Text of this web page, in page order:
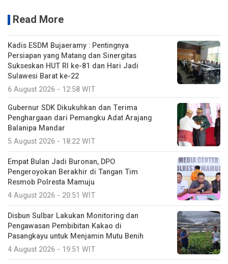
Read More
Kadis ESDM Bujaeramy : Pentingnya
Persiapan yang Matang dan Sinergitas
Sukseskan HUT RI ke-81 dan Hari Jadi
Sulawesi Barat ke-22
6 August 2026 - 12:58 WIT
Gubernur SDK Dikukuhkan dan Terima
Penghargaan dari Pemangku Adat Arajang
Balanipa Mandar
5 August 2026 - 18:22 WIT
Empat Bulan Jadi Buronan, DPO
Pengeroyokan Berakhir di Tangan Tim
Resmob Polresta Mamuju
4 August 2026 - 20:51 WIT
Disbun Sulbar Lakukan Monitoring dan
Pengawasan Pembibitan Kakao di
Pasangkayu untuk Menjamin Mutu Benih
4 August 2026 - 19:51 WIT